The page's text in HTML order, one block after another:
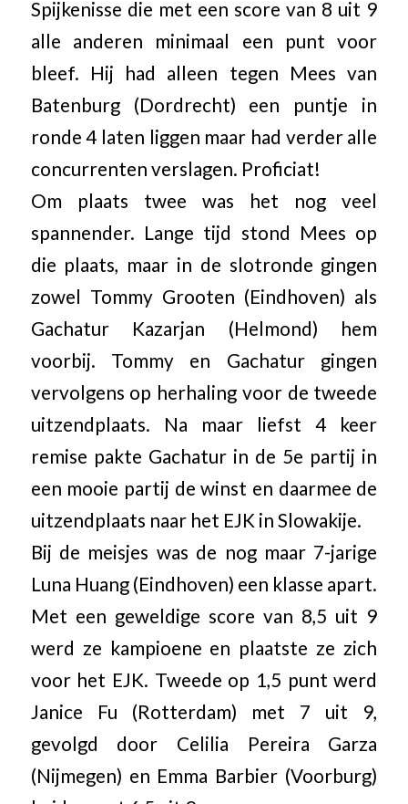
Spijkenisse die met een score van 8 uit 9
alle anderen minimaal een punt voor
bleef. Hij had alleen tegen Mees van
Batenburg (Dordrecht) een puntje in
ronde 4 laten liggen maar had verder alle
concurrenten verslagen. Proficiat!
Om plaats twee was het nog veel
spannender. Lange tijd stond Mees op
die plaats, maar in de slotronde gingen
zowel Tommy Grooten (Eindhoven) als
Gachatur Kazarjan (Helmond) hem
voorbij. Tommy en Gachatur gingen
vervolgens op herhaling voor de tweede
uitzendplaats. Na maar liefst 4 keer
remise pakte Gachatur in de 5e partij in
een mooie partij de winst en daarmee de
uitzendplaats naar het EJK in Slowakije.
Bij de meisjes was de nog maar 7-jarige
Luna Huang (Eindhoven) een klasse apart.
Met een geweldige score van 8,5 uit 9
werd ze kampioene en plaatste ze zich
voor het EJK. Tweede op 1,5 punt werd
Janice Fu (Rotterdam) met 7 uit 9,
gevolgd door Celilia Pereira Garza
(Nijmegen) en Emma Barbier (Voorburg)